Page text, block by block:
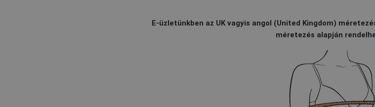
E-üzletünkben az UK vagyis angol (United Kingdom)
méretezés alapján